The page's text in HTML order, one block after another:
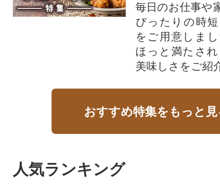
毎日のお仕事や
ぴったりの時
をご用意しま
ほっと満たさ
美味しさをご紹
おすすめ特集をもっと
人気ランキング